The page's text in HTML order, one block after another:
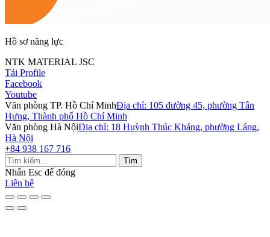
Hồ sơ năng lực
NTK MATERIAL JSC
Tải Profile
Facebook
Youtube
Văn phòng TP. Hồ Chí MinhĐịa chỉ: 105 đường 45, phường Tân
Hưng, Thành phố Hồ Chí Minh
Văn phòng Hà NộiĐịa chỉ: 18 Huỳnh Thúc Kháng, phường Láng,
Hà Nội
+84 938 167 716
Tìm
Nhấn Esc để đóng
Liên hệ